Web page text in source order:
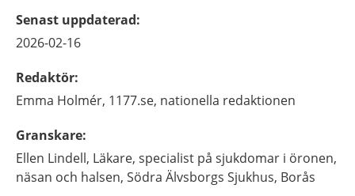
Senast uppdaterad:
2026-02-16
Redaktör:
Emma Holmér, 1177.se, nationella redaktionen
Granskare:
Ellen Lindell, Läkare, specialist på sjukdomar i öronen,
näsan och halsen, Södra Älvsborgs Sjukhus, Borås